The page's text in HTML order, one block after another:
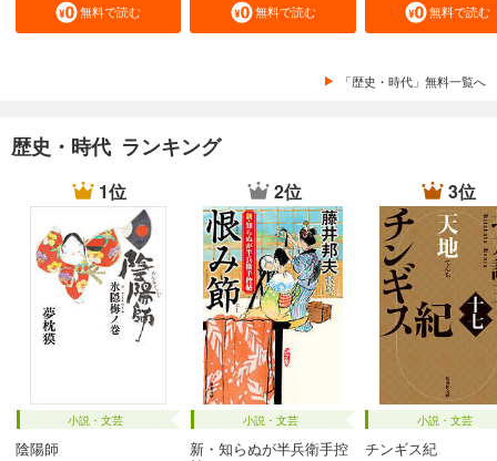
無料で読む 無料で読む 無料で読む
「歴史・時代」無料一覧へ
歴史・時代 ランキング
1位
小説・文芸
陰陽師
2位
小説・文芸
新・知らぬが半兵衛手控
3位
小説・文芸
チンギス紀